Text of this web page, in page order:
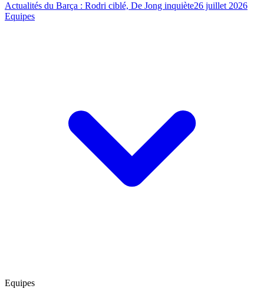
Actualités du Barça : Rodri ciblé, De Jong inquiète26 juillet 2026
Equipes
Equipes